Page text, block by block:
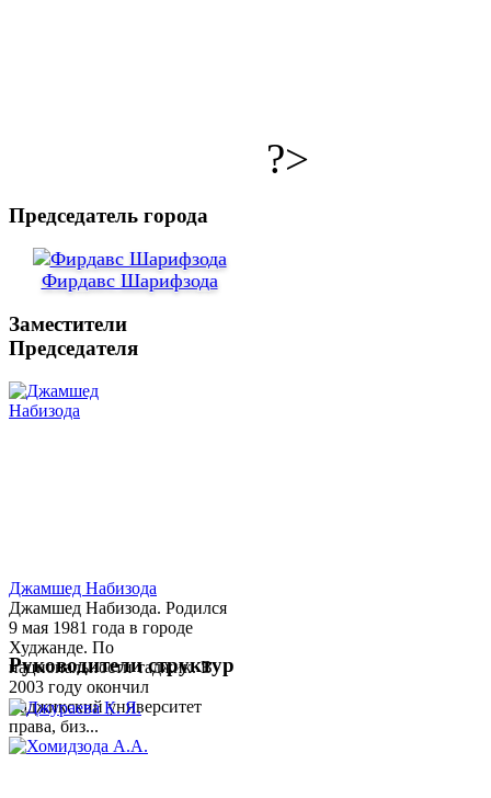
?>
Председатель города
Фирдавс Шарифзода
Заместители
Председателя
Джамшед Набизода
Джамшед Набизода. Родился
9 мая 1981 года в городе
Худжанде. По
национальности таджик. В
2003 году окончил
Таджикский университет
права, биз...
Руководители структур